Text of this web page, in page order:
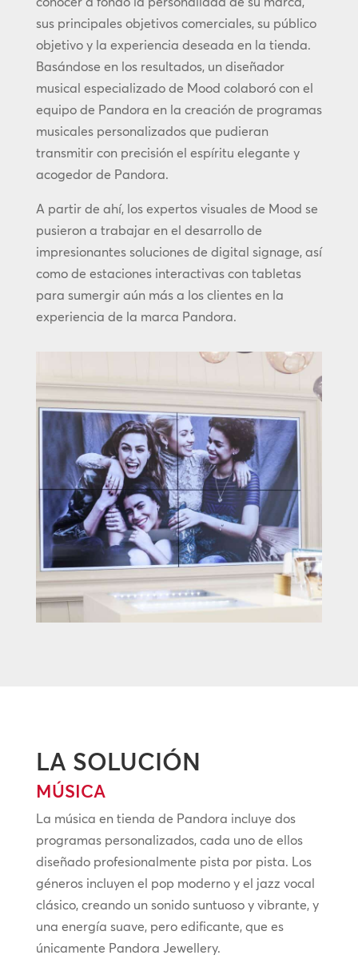
sus principales objetivos comerciales, su público
objetivo y la experiencia deseada en la tienda.
Basándose en los resultados, un diseñador
musical especializado de Mood colaboró con el
equipo de Pandora en la creación de programas
musicales personalizados que pudieran
transmitir con precisión el espíritu elegante y
acogedor de Pandora.
A partir de ahí, los expertos visuales de Mood se
pusieron a trabajar en el desarrollo de
impresionantes soluciones de digital signage, así
como de estaciones interactivas con tabletas
para sumergir aún más a los clientes en la
experiencia de la marca Pandora.
LA SOLUCIÓN
MÚSICA
La música en tienda de Pandora incluye dos
programas personalizados, cada uno de ellos
diseñado profesionalmente pista por pista. Los
géneros incluyen el pop moderno y el jazz vocal
clásico, creando un sonido suntuoso y vibrante, y
una energía suave, pero edificante, que es
únicamente Pandora Jewellery.